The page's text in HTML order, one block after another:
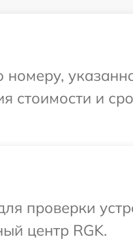
стоимости и
проверки
центр RGK.